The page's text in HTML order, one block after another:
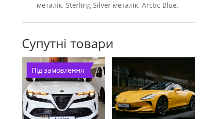
металік, Sterling Silver металік, Arctic Blue.
Супутні товари
Під замовлення